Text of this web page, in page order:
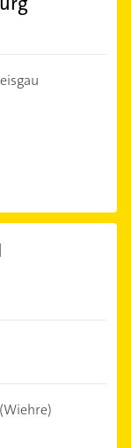
(Wiehre)